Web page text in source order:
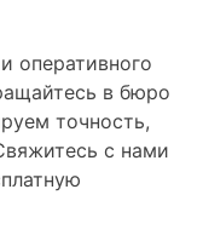
оперативного
в бюро
точность,
с нами